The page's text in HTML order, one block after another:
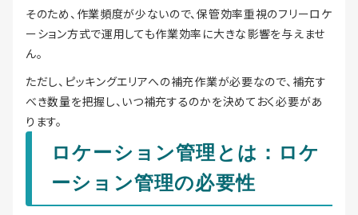
そのため、作業頻度が少ないので、保管効率重視のフリーロケ
ーション方式で運用しても作業効率に大きな影響を与えませ
ん。
ただし、ピッキングエリアへの補充作業が必要なので、補充す
べき数量を把握し、いつ補充するのかを決めておく必要があ
ります。
ロケーション管理とは：ロケ
ーション管理の必要性